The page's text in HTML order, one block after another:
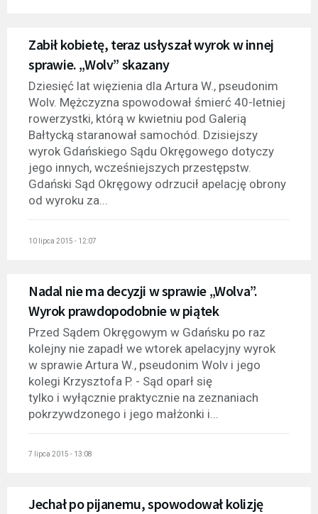
Zabił kobietę, teraz usłyszał wyrok w innej
sprawie. „Wolv” skazany
Dziesięć lat więzienia dla Artura W., pseudonim
Wolv. Mężczyzna spowodował śmierć 40-letniej
rowerzystki, którą w kwietniu pod Galerią
Bałtycką staranował samochód. Dzisiejszy
wyrok Gdańskiego Sądu Okręgowego dotyczy
jego innych, wcześniejszych przestępstw.
Gdański Sąd Okręgowy odrzucił apelację obrony
od wyroku za...
10 lipca 2015 - 12:07
Nadal nie ma decyzji w sprawie „Wolva”.
Wyrok prawdopodobnie w piątek
Przed Sądem Okręgowym w Gdańsku po raz
kolejny nie zapadł we wtorek apelacyjny wyrok
w sprawie Artura W., pseudonim Wolv i jego
kolegi Krzysztofa P. - Sąd oparł się
tylko i wyłącznie praktycznie na zeznaniach
pokrzywdzonego i jego małżonki i...
7 lipca 2015 - 13:08
Jechał po pijanemu, spowodował kolizję